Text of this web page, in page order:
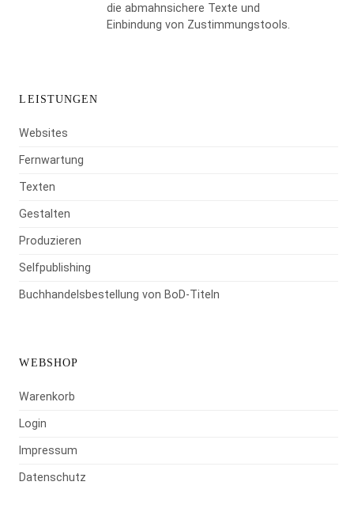
die abmahnsichere Texte und
Einbindung von Zustimmungstools.
LEISTUNGEN
Websites
Fernwartung
Texten
Gestalten
Produzieren
Selfpublishing
Buchhandelsbestellung von BoD-Titeln
WEBSHOP
Warenkorb
Login
Impressum
Datenschutz